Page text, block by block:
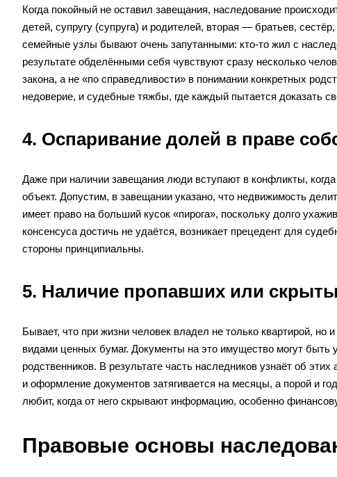
Когда покойный не оставил завещания, наследование
детей, супругу (супруга) и родителей, вторая — братьев,
семейные узлы бывают очень запутанными: кто-то жил с
результате обделёнными себя чувствуют сразу несколько
закона, а не «по справедливости» в понимании конкретных
недоверие, и судебные тяжбы, где каждый пытается доказать
4. Оспаривание долей в праве
Даже при наличии завещания люди вступают в конфликты,
объект. Допустим, в завещании указано, что недвижимость
имеет право на больший кусок «пирога», поскольку долго
консенсуса достичь не удаётся, возникает прецедент для
стороны принципиальны.
5. Наличие пропавших или
Бывает, что при жизни человек владел не только квартирой,
видами ценных бумаг. Документы на это имущество могут
родственников. В результате часть наследников узнаёт об
и оформление документов затягивается на месяцы, а порой и
любит, когда от него скрывают информацию, особенно
Правовые основы